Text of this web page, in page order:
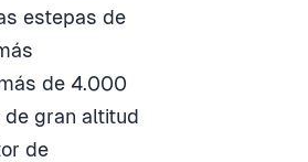
estepas de
de 4.000
gran altitud
de